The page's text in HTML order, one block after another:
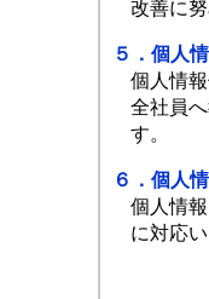
改善に
５．個人
個人情
全社員
す。
６．個人
個人情
に対応